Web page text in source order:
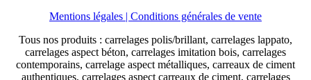
Mentions légales
| Conditions générales de vente
Tous nos produits : carrelages polis/brillant, carrelages lappato,
carrelages aspect béton, carrelages imitation bois, carrelages
contemporains, carrelage aspect métalliques, carreaux de ciment
authentiques, carrelages aspect carreaux de ciment, carrelages